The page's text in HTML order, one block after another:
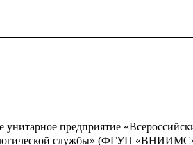
унитарное предприятие
службы» (ФГУП